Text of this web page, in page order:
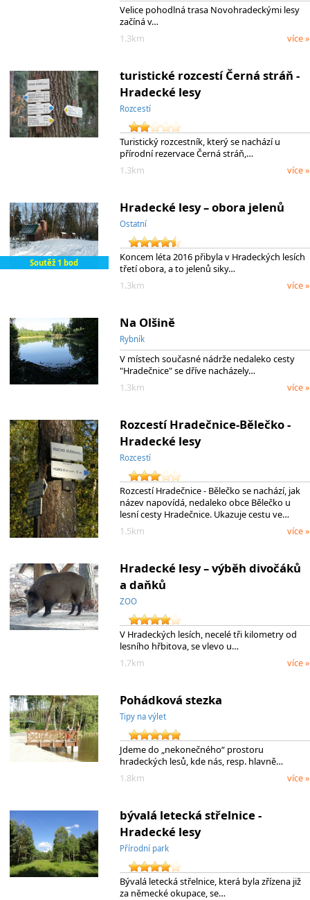
Velice pohodlná trasa Novohradeckými lesy
začíná v…
1.3km
více »
turistické rozcestí Černá stráň -
Hradecké lesy
Rozcestí
Turistický rozcestník, který se nachází u
přírodní rezervace Černá stráň,…
1.3km
více »
Soutěž 1 bod
Hradecké lesy – obora jelenů
Ostatní
Koncem léta 2016 přibyla v Hradeckých lesích
třetí obora, a to jelenů siky…
1.3km
více »
Na Olšině
Rybník
V místech současné nádrže nedaleko cesty
"Hradečnice" se dříve nacházely…
1.3km
více »
Rozcestí Hradečnice-Bělečko -
Hradecké lesy
Rozcestí
Rozcestí Hradečnice - Bělečko se nachází, jak
název napovídá, nedaleko obce Bělečko u
lesní cesty Hradečnice. Ukazuje cestu ve…
1.5km
více »
Hradecké lesy – výběh divočáků
a daňků
ZOO
V Hradeckých lesích, necelé tři kilometry od
lesního hřbitova, se vlevo u…
1.7km
více »
Pohádková stezka
Tipy na výlet
Jdeme do „nekonečného“ prostoru
hradeckých lesů, kde nás, resp. hlavně…
1.8km
více »
bývalá letecká střelnice -
Hradecké lesy
Přírodní park
Bývalá letecká střelnice, která byla zřízena již
za německé okupace, se…